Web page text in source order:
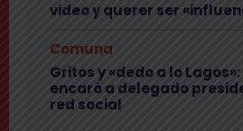
video y querer ser
Comuna
Gritos y «dedo a lo
encaró a delegado
red social